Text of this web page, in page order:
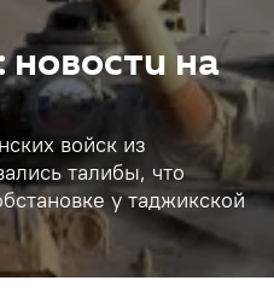
на
войск из
талибы, что
у таджикской